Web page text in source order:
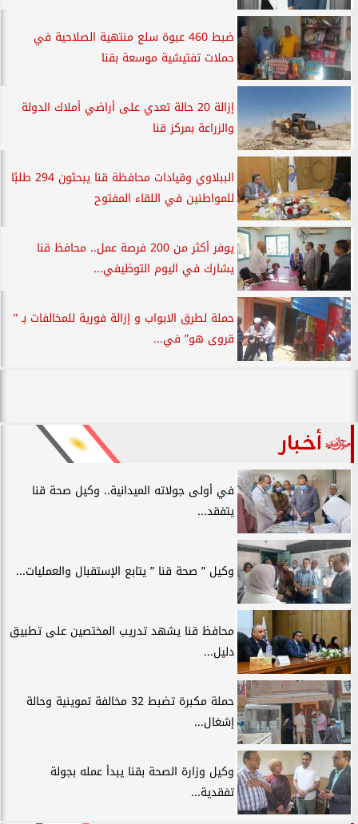
ضبط 460 عبوة سلع منتهية الصلاحية في
حملات تفتيشية موسعة بقنا
إزالة 20 حالة تعدي على أراضي أملاك الدولة
والزراعة بمركز قنا
الببلاوي وقيادات محافظة قنا يبحثون 294 طلبًا
للمواطنين في اللقاء المفتوح
يوفر أكثر من 200 فرصة عمل.. محافظ قنا
يشارك في اليوم التوظيفي...
حملة لطرق الابواب و إزالة فورية للمخالفات بـ ”
قروى هو” في...
أخبار
في أولى جولاته الميدانية.. وكيل صحة قنا
يتفقد...
وكيل ” صحة قنا ” يتابع الإستقبال والعمليات...
محافظ قنا يشهد تدريب المختصين على تطبيق
دليل...
حملة مكبرة تضبط 32 مخالفة تموينية وحالة
إشغال...
وكيل وزارة الصحة بقنا يبدأ عمله بجولة
تفقدية...